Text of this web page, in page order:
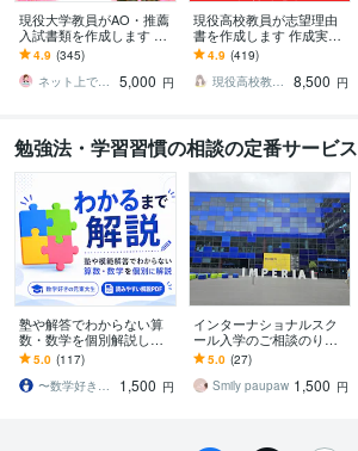
現役大学教員がAO・推薦
入試書類を作成します 現
役大学教員による出願書
類対策で、他の出願者と
差をつけよう
4.9 (345)
ネット上でコンシェルジュ
5,000 円
現役高校教員が志望理由
書を作成します 作成実績4
00件超！現役高校教員に
全てお任せください
4.9 (419)
現役高校教員shoko
8,500 円
勉強法・学習習慣の相談の定番サービス
塾や解答でわからない算
数・数学を個別解説しま
す お子さまのつまずきに
合わせた、読みやすいPD
F解説を作成
5.0 (117)
〜数学好きの元東大生〜
1,500 円
インターナショナルスク
ール入学のご相談のりま
す 帰国子女ではないお子
様で入学希望のママへ経
験からお話します。
5.0 (27)
Smily paupaw 1,500 円